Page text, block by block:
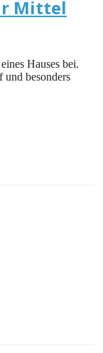
Mittel
Hauses bei.
und besonders